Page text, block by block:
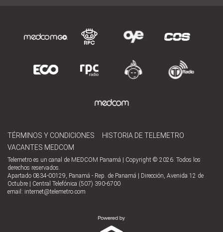
TÉRMINOS Y CONDICIONES
HISTORIA DE TELEMETRO
VACANTES MEDCOM
Telemetro es un canal de MEDCOM Panamá | Copyright © 2026. Todos los
derechos reservados.
Apartado 0834-00129, Panamá - Rep. de Panamá | Dirección, Avenida 12 de
Octubre | Central Telefónica (507) 390-6700
email: internet@telemetro.com